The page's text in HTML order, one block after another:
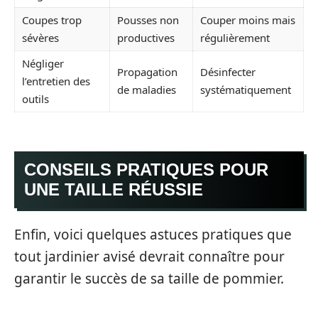
Coupes trop
sévères
Pousses non
productives
Couper moins mais
régulièrement
Négliger
l’entretien des
outils
Propagation
de maladies
Désinfecter
systématiquement
CONSEILS PRATIQUES POUR
UNE TAILLE RÉUSSIE
Enfin, voici quelques astuces pratiques que
tout jardinier avisé devrait connaître pour
garantir le succès de sa taille de pommier.